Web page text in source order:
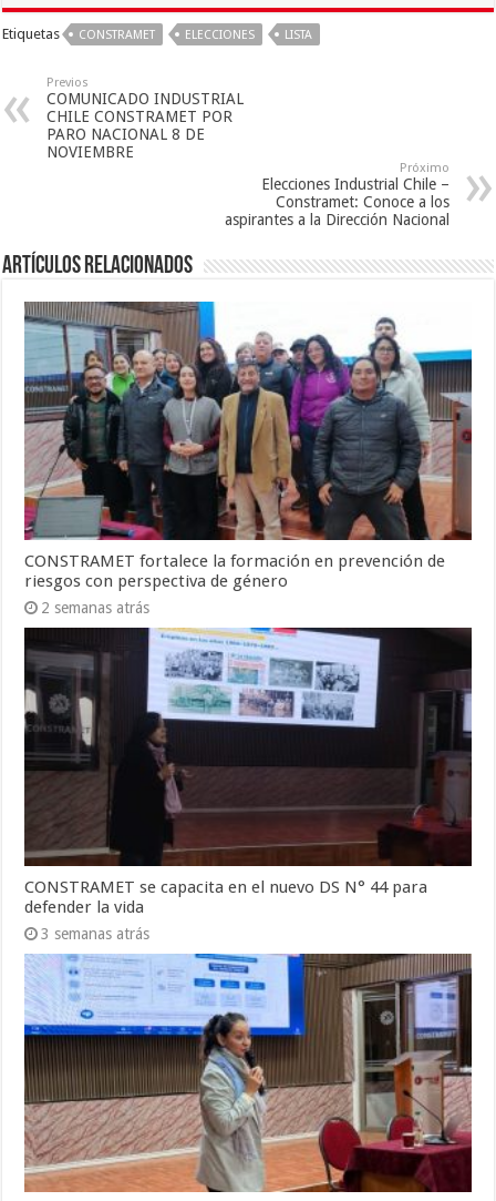
Etiquetas CONSTRAMET ELECCIONES LISTA
Previos
COMUNICADO INDUSTRIAL
CHILE CONSTRAMET POR
PARO NACIONAL 8 DE
NOVIEMBRE
Próximo
Elecciones Industrial Chile –
Constramet: Conoce a los
aspirantes a la Dirección Nacional
Artículos Relacionados
CONSTRAMET fortalece la formación en prevención de
riesgos con perspectiva de género
2 semanas atrás
CONSTRAMET se capacita en el nuevo DS N° 44 para
defender la vida
3 semanas atrás